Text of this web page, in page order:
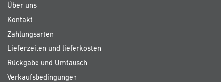
an:
Über uns
Kontakt
Zahlungsarten
Lieferzeiten und lieferkosten
Rückgabe und Umtausch
Verkaufsbedingungen